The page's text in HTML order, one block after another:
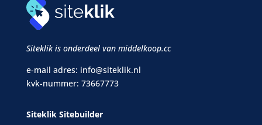
Siteklik is onderdeel van middelkoop.cc
e-mail adres: info@siteklik.nl
kvk-nummer: 73667773
Siteklik Sitebuilder